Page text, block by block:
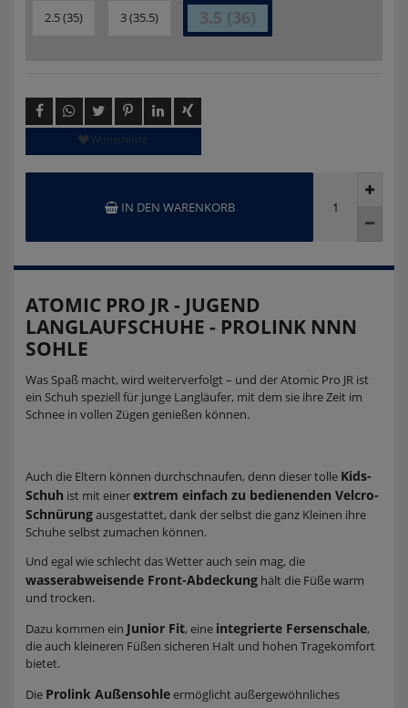
2.5 (35) 3 (35.5) 3.5 (36)
Wunschliste
IN DEN WARENKORB
ATOMIC PRO JR - JUGEND
LANGLAUFSCHUHE - PROLINK NNN
SOHLE
Was Spaß macht, wird weiterverfolgt – und der Atomic Pro JR ist
ein Schuh speziell für junge Langläufer, mit dem sie ihre Zeit im
Schnee in vollen Zügen genießen können.
Auch die Eltern können durchschnaufen, denn dieser tolle Kids-
Schuh ist mit einerextrem einfach zu bedienenden Velcro-
Schnürungausgestattet, dank der selbst die ganz Kleinen ihre
Schuhe selbst zumachen können.
Und egal wie schlecht das Wetter auch sein mag, die
wasserabweisende Front-Abdeckung hält die Füße warm
und trocken.
Dazu kommen ein Junior Fit, eine integrierte Fersenschale,
die auch kleineren Füßen sicheren Halt und hohen Tragekomfort
bietet.
Die Prolink Außensohleermöglicht außergewöhnliches